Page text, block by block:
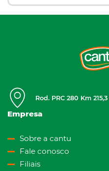
Rod. PRC 280 Km
Empresa
Sobre a cantu
Fale conosco
Filiais